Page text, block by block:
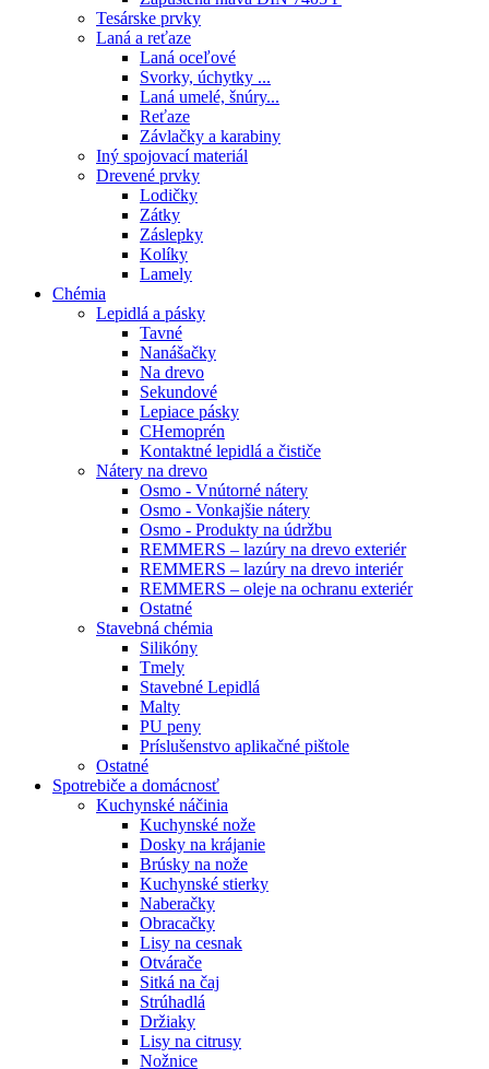
Tesárske prvky
Laná a reťaze
Laná oceľové
Svorky, úchytky ...
Laná umelé, šnúry...
Reťaze
Závlačky a karabiny
Iný spojovací materiál
Drevené prvky
Lodičky
Zátky
Záslepky
Kolíky
Lamely
Chémia
Lepidlá a pásky
Tavné
Nanášačky
Na drevo
Sekundové
Lepiace pásky
CHemoprén
Kontaktné lepidlá a čističe
Nátery na drevo
Osmo - Vnútorné nátery
Osmo - Vonkajšie nátery
Osmo - Produkty na údržbu
REMMERS – lazúry na drevo exteriér
REMMERS – lazúry na drevo interiér
REMMERS – oleje na ochranu exteriér
Ostatné
Stavebná chémia
Silikóny
Tmely
Stavebné Lepidlá
Malty
PU peny
Príslušenstvo aplikačné pištole
Ostatné
Spotrebiče a domácnosť
Kuchynské náčinia
Kuchynské nože
Dosky na krájanie
Brúsky na nože
Kuchynské stierky
Naberačky
Obracačky
Lisy na cesnak
Otvárače
Sitká na čaj
Strúhadlá
Držiaky
Lisy na citrusy
Nožnice